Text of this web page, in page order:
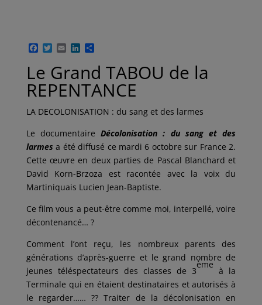
F
c
e
b
o
k
T
i
t
t
e
E
a
i
l
L
n
k
e
d
n
P
r
t
a
g
r
Le Grand TABOU de la
REPENTANCE
LA DECOLONISATION : du sang et des larmes
Le documentaireDécolonisation : du sang et des
larmesa été diffusé ce mardi 6 octobre sur France 2.
Cette œuvre en deux parties de Pascal Blanchard et
David Korn-Brzoza est racontée avec la voix du
Martiniquais Lucien Jean-Baptiste.
Ce film vous a peut-être comme moi, interpellé, voire
décontenancé… ?
Comment l’ont reçu, les nombreux parents des
générations d’après-guerre et le grand nombre de
jeunes téléspectateurs des classes de 3
ème
à la
Terminale qui en étaient destinataires et autorisés à
le regarder…… ?? Traiter de la décolonisation en